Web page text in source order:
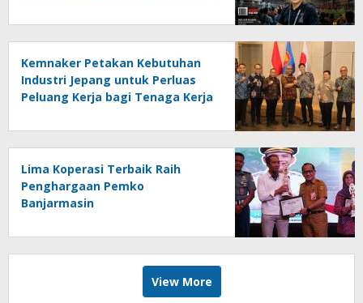
Kemnaker Petakan Kebutuhan
Industri Jepang untuk Perluas
Peluang Kerja bagi Tenaga Kerja
Lima Koperasi Terbaik Raih
Penghargaan Pemko
Banjarmasin
View More